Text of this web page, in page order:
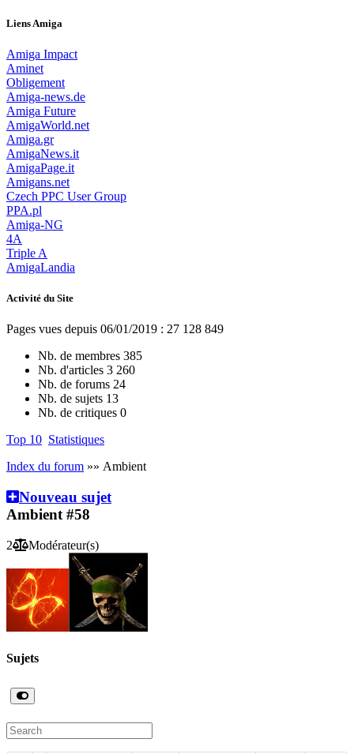
Liens Amiga
Amiga Impact
Aminet
Obligement
Amiga-news.de
Amiga Future
AmigaWorld.net
Amiga.gr
AmigaNews.it
AmigaPage.it
Amigans.net
Czech PPC User Group
PPA.pl
Amiga-NG
4A
Triple A
AmigaLandia
Activité du Site
Pages vues depuis 06/01/2019 : 27 128 849
Nb. de membres 385
Nb. d'articles 3 260
Nb. de forums 24
Nb. de sujets 13
Nb. de critiques 0
Top 10 Statistiques
Index du forum »» Ambient
Nouveau sujet
Ambient #58
2 Modérateur(s)
Sujets